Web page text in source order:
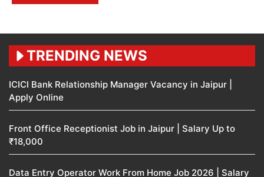
TRENDING NEWS
ICICI Bank Relationship Manager Vacancy in Jaipur |
Apply Online
Front Office Receptionist Job in Jaipur | Salary Up to
₹18,000
Data Entry Operator Work From Home Job 2026 | Salary